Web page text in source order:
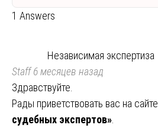
1 Answers
Независимая экспертиза
Staff6 месяцев назад
Здравствуйте.
Рады приветствовать вас на сайте
судебных экспертов»